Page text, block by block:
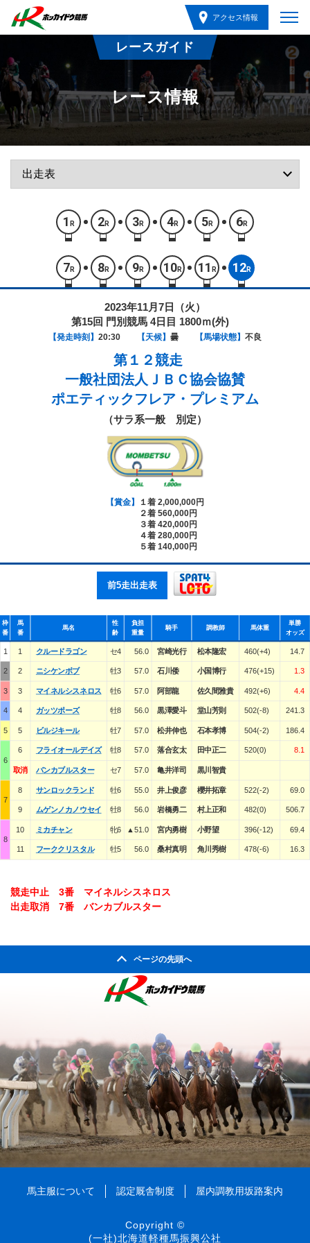
アクセス情報
レースガイド
レース情報
1 R 2R 3R 4R 5R 6R
7 R 8R 9R 10R 11 R 12R
2023年11月7日（火）
第15回 門別競馬 4日目 1800ｍ(外)
【発走時刻】 20:30 【天候】 曇 【馬場状態】 不良
第１２競走
一般社団法人ＪＢＣ協会協賛
ポエティックフレア・プレミアム
（サラ系一般 別定）
【賞金】
１着 2,000,000円
２着 560,000円
３着 420,000円
４着 280,000円
５着 140,000円
前5走出走表
枠
番
馬
番
馬名
性
齢
負担
重量
騎手 調教師 馬体重
単勝
オッズ
1 1 クルードラゴン セ4 56.0 宮崎光行 松本隆宏 460(+4) 14.7
2 2 ニシケンボブ 牡3 57.0 石川倭 小国博行 476(+15) 1.3
3 3 マイネルシスネロス 牡6 57.0 阿部龍 佐久間雅貴 492(+6) 4.4
4 4 ガッツポーズ 牡8 56.0 黒澤愛斗 堂山芳則 502(-8) 241.3
5 5 ビルジキール 牡7 57.0 松井伸也 石本孝博 504(-2) 186.4
6
6 フライオールデイズ 牡8 57.0 落合玄太 田中正二 520(0) 8.1
取消 バンカブルスター セ7 57.0 亀井洋司 黒川智貴
7
8 サンロックランド 牡6 55.0 井上俊彦 櫻井拓章 522(-2) 69.0
9 ムゲンノカノウセイ 牡8 56.0 岩橋勇二 村上正和 482(0) 506.7
8
10 ミカチャン 牝6 ▲51.0 宮内勇樹 小野望 396(-12) 69.4
11 フーククリスタル 牡5 56.0 桑村真明 角川秀樹 478(-6) 16.3
競走中止 3番 マイネルシスネロス
出走取消 7番 バンカブルスター
ページの先頭へ
馬主服について 認定厩舎制度 屋内調教用坂路案内
Copyright ©
(一社)北海道軽種馬振興公社